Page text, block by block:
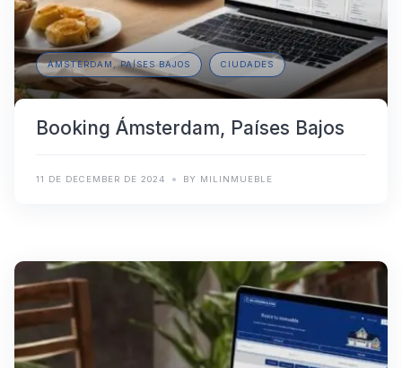
ÁMSTERDAM, PAÍSES BAJOS CIUDADES
Booking Ámsterdam, Países Bajos
11 DE DECEMBER DE 2024 BY MILINMUEBLE